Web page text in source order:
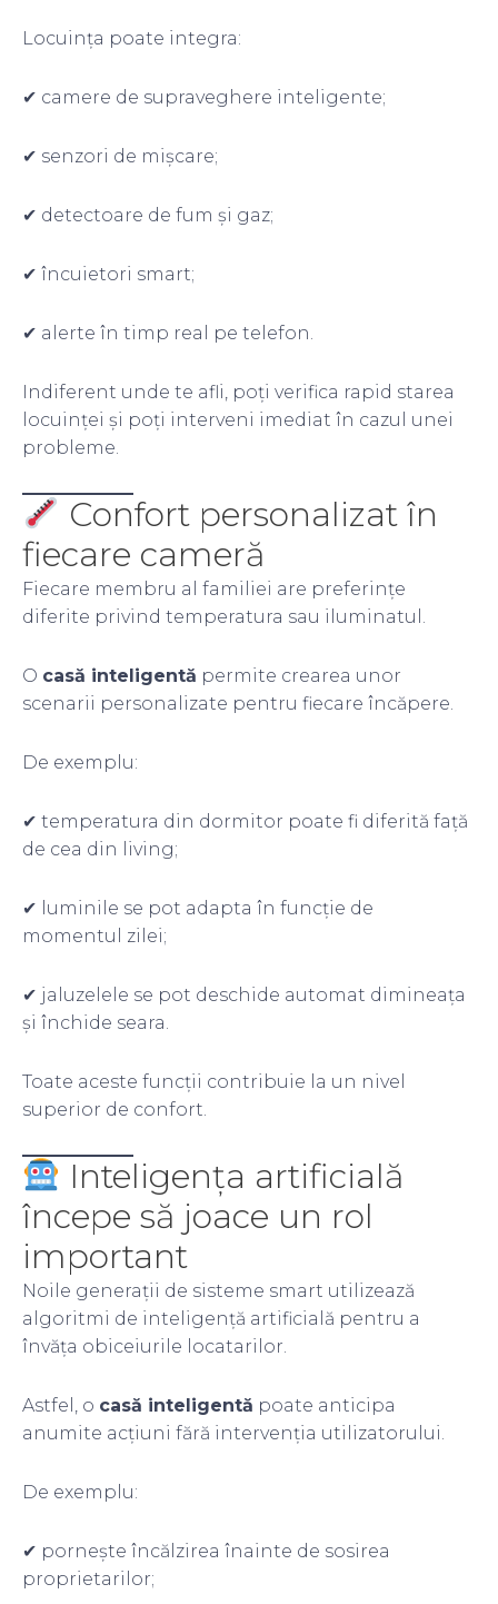
Locuința poate integra:
✔ camere de supraveghere inteligente;
✔ senzori de mișcare;
✔ detectoare de fum și gaz;
✔ încuietori smart;
✔ alerte în timp real pe telefon.
Indiferent unde te afli, poți verifica rapid starea
locuinței și poți interveni imediat în cazul unei
probleme.
Confort personalizat în
fiecare cameră
Fiecare membru al familiei are preferințe
diferite privind temperatura sau iluminatul.
O casă inteligentă permite crearea unor
scenarii personalizate pentru fiecare încăpere.
De exemplu:
✔ temperatura din dormitor poate fi diferită față
de cea din living;
✔ luminile se pot adapta în funcție de
momentul zilei;
✔ jaluzelele se pot deschide automat dimineața
și închide seara.
Toate aceste funcții contribuie la un nivel
superior de confort.
Inteligența artificială
începe să joace un rol
important
Noile generații de sisteme smart utilizează
algoritmi de inteligență artificială pentru a
învăța obiceiurile locatarilor.
Astfel, o casă inteligentă poate anticipa
anumite acțiuni fără intervenția utilizatorului.
De exemplu:
✔ pornește încălzirea înainte de sosirea
proprietarilor;